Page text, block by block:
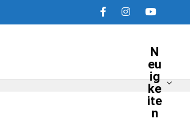
N
eu
ig
ke
ite
n